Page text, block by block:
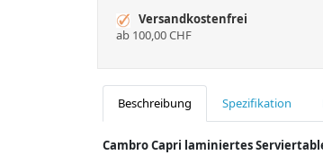
Versandkostenfrei
ab 100,00 CHF
Beschreibung Spezifikation
Cambro Capri laminiertes